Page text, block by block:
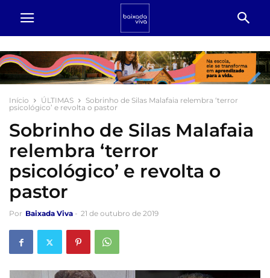
Início ÚLTIMAS
Sobrinho de Silas Malafaia relembra ‘terror
psicológico’ e revolta o pastor
Sobrinho de Silas Malafaia
relembra ‘terror
psicológico’ e revolta o
pastor
Por Baixada Viva - 21 de outubro de 2019